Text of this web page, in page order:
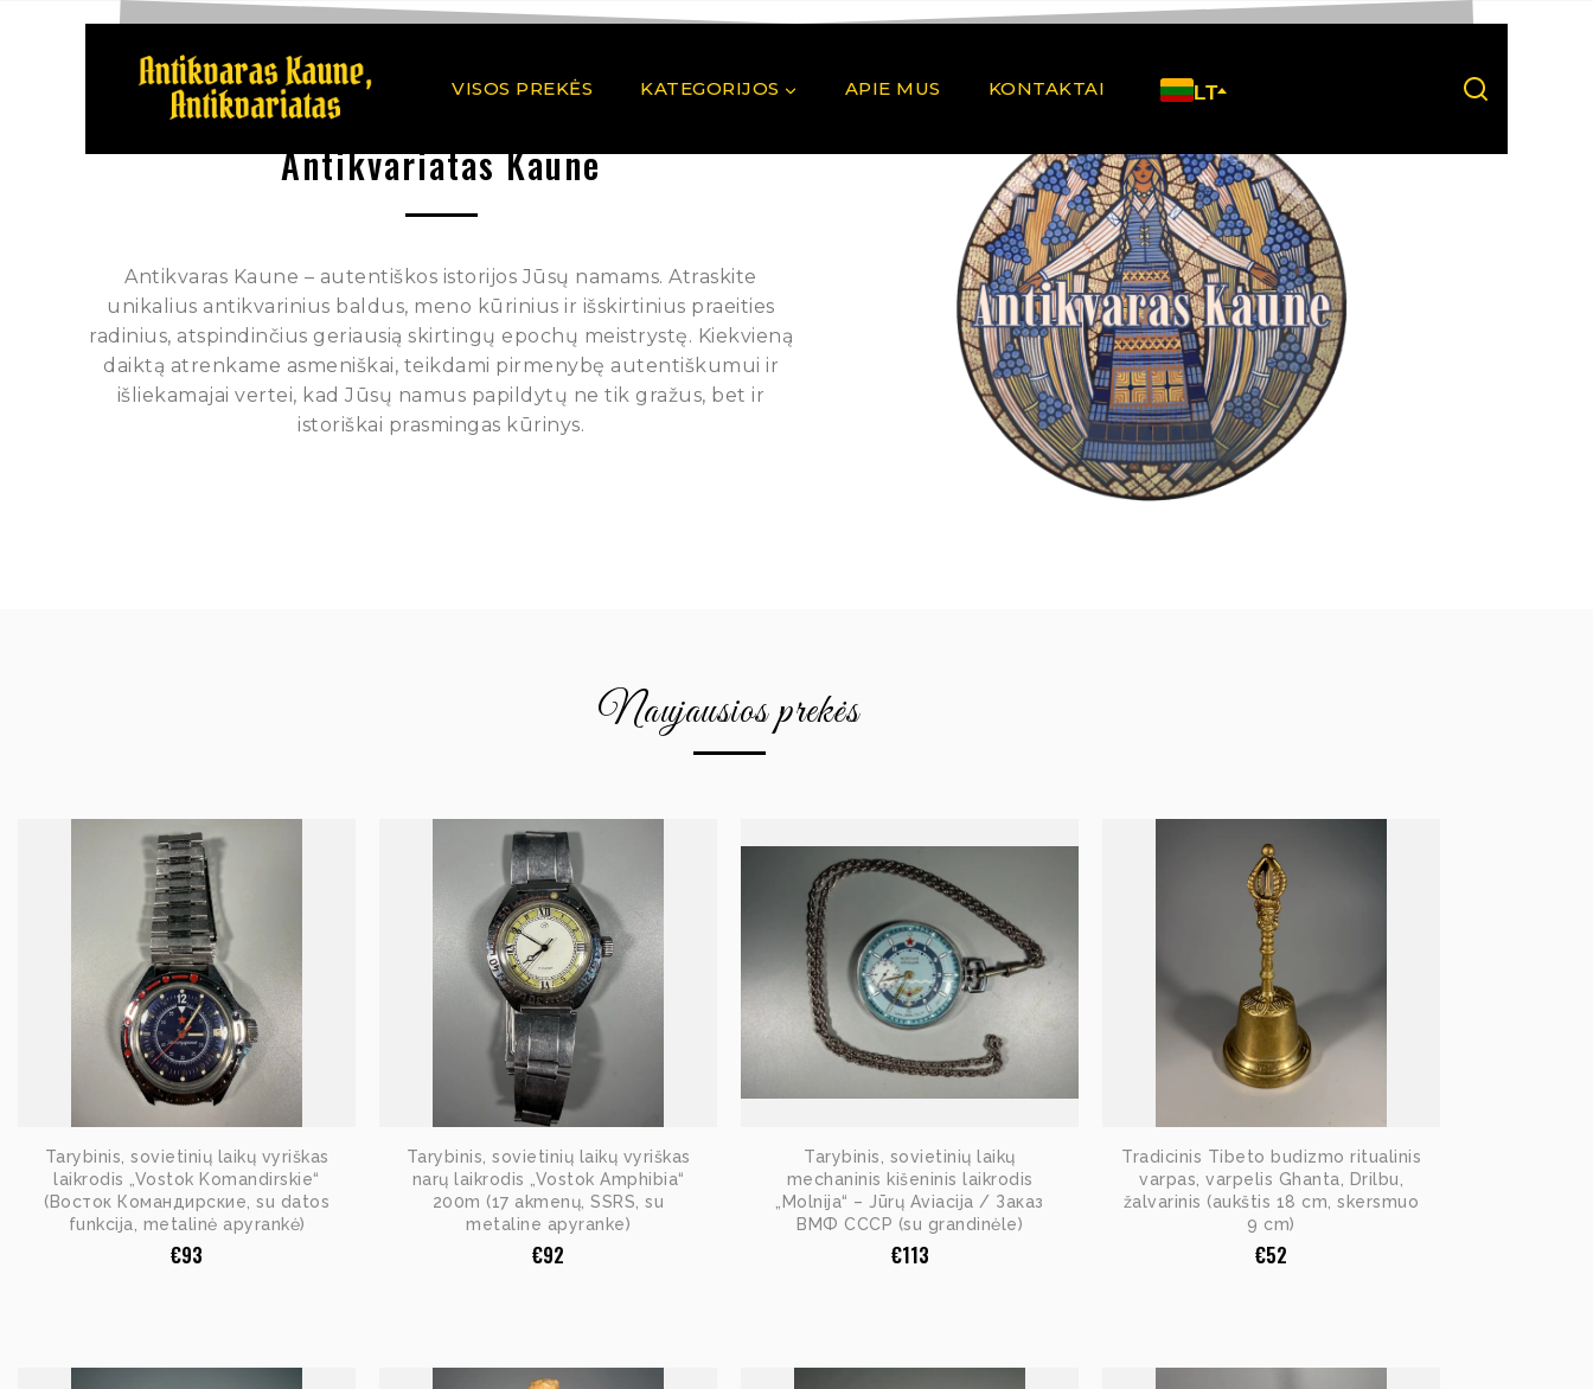
VISOS PREKĖS KATEGORIJOS APIE MUS KONTAKTAI LT
Antikvariatas Kaune
Antikvaras Kaune – autentiškos istorijos Jūsų namams. Atraskite
unikalius antikvarinius baldus, meno kūrinius ir išskirtinius praeities
radinius, atspindinčius geriausią skirtingų epochų meistrystę. Kiekvieną
daiktą atrenkame asmeniškai, teikdami pirmenybę autentiškumui ir
išliekamajai vertei, kad Jūsų namus papildytų ne tik gražus, bet ir
istoriškai prasmingas kūrinys.
Naujausios prekės
Tarybinis, sovietinių laikų vyriškas
laikrodis „Vostok Komandirskie“
(Восток Командирские, su datos
funkcija, metalinė apyrankė)
€93
Tarybinis, sovietinių laikų vyriškas
narų laikrodis „Vostok Amphibia“
200m (17 akmenų, SSRS, su
metaline apyranke)
€92
Tarybinis, sovietinių laikų
mechaninis kišeninis laikrodis
„Molnija“ – Jūrų Aviacija / Заказ
ВМФ СССР (su grandinėle)
€113
Tradicinis Tibeto budizmo ritualinis
varpas, varpelis Ghanta, Drilbu,
žalvarinis (aukštis 18 cm, skersmuo
9 cm)
€52